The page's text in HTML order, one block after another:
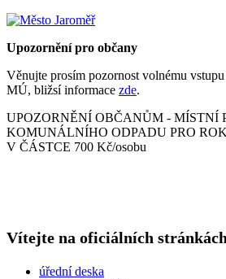
Upozornění pro občany
Věnujte prosím pozornost volnému
MÚ, bližsí informace zde.
UPOZORNĚNÍ OBČANŮM - MÍSTNÍ
KOMUNÁLNÍHO ODPADU PRO
V ČÁSTCE 700 Kč/osobu
Vítejte na oficiálních stránkách
úřední deska